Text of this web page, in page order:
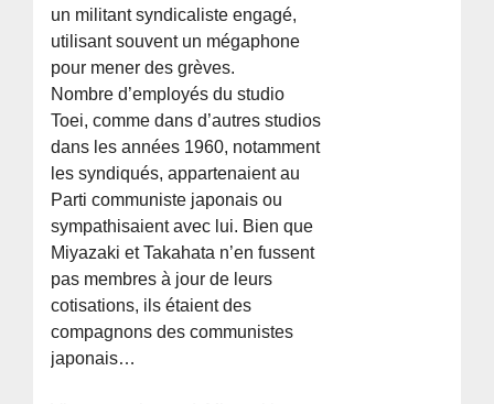
un militant syndicaliste engagé,
utilisant souvent un mégaphone
pour mener des grèves.
Nombre d’employés du studio
Toei, comme dans d’autres studios
dans les années 1960, notamment
les syndiqués, appartenaient au
Parti communiste japonais ou
sympathisaient avec lui. Bien que
Miyazaki et Takahata n’en fussent
pas membres à jour de leurs
cotisations, ils étaient des
compagnons des communistes
japonais…